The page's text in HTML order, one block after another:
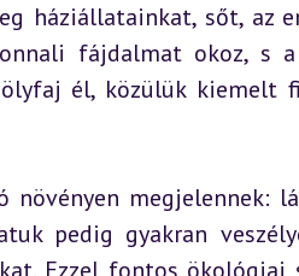
háziállatainkat, sőt, az
fájdalmat okoz, s
él, közülük kiemelt
növényen megjelennek:
pedig gyakran